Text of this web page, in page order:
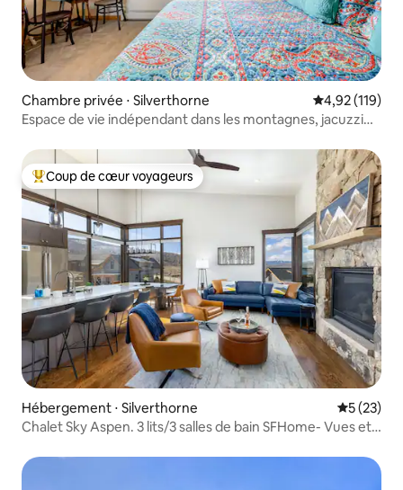
Chambre privée ⋅ Silverthorne Évaluation
4,92 (119)
Espace de vie indépendant dans les montagnes, jacuzzi
Coups de cœur voyageurs les plus appréciés
Coup de cœur voyageurs
Hébergement ⋅ Silverthorne
5 (23)
Chalet Sky Aspen. 3 lits/3 salles de bain SFHome- Vues et